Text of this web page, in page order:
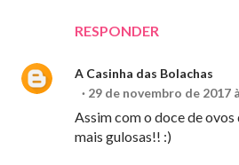
RESPONDER
A Casinha das Bolachas
29 de novembro de 2017
Assim com o doce de
mais gulosas!! :)